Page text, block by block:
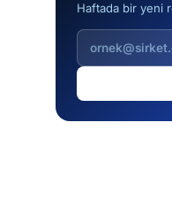
Haftada bir yeni